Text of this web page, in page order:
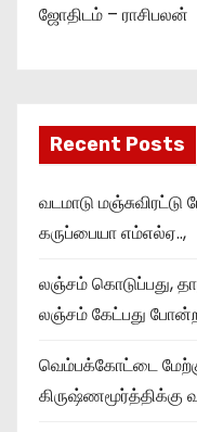
ஜோதிடம் – ராசிபலன்
Recent Posts
வடமாடு
கருப்பையா எம்எல்ஏ..,
லஞ்சம் கொடுப்பது,
லஞ்சம் கேட்பது
வெம்பக்கோட்டை
கிருஷ்ணமூர்த்திக்கு